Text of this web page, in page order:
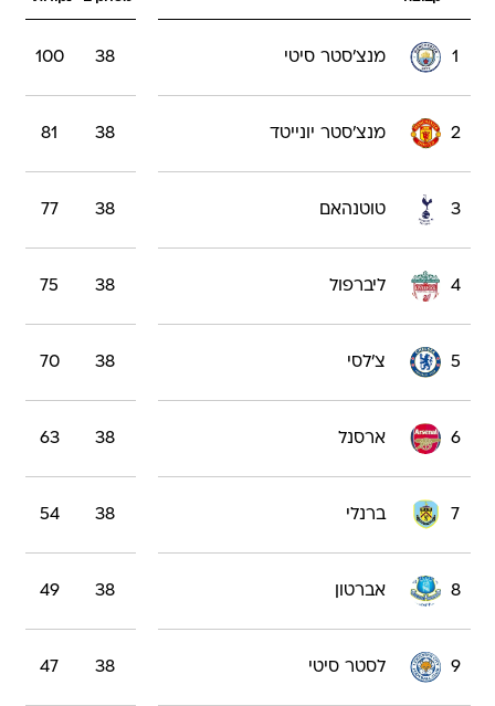
1 מנצ'סטר סיטי 38
100
2 מנצ'סטר יונייטד 38
81
3 טוטנהאם 38
77
4 ליברפול 38
75
5 צ'לסי 38
70
6 ארסנל 38
63
7 ברנלי 38
54
8 אברטון 38
49
9 לסטר סיטי 38
47